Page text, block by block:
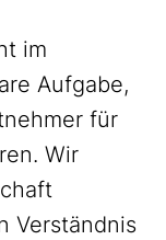
im
Aufgabe,
für
Wir
Verständnis